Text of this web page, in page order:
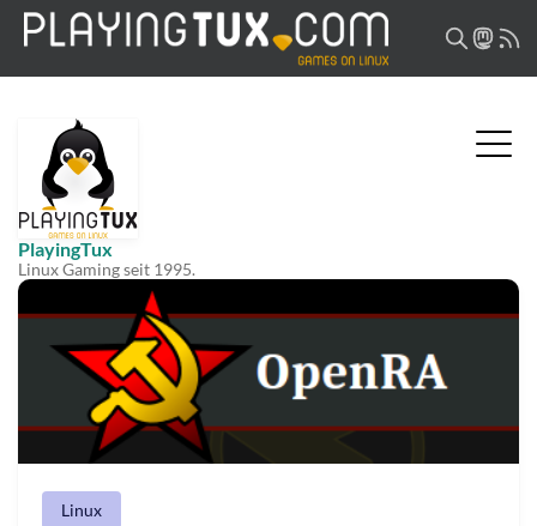
PlayingTux
Linux Gaming seit 1995.
Linux